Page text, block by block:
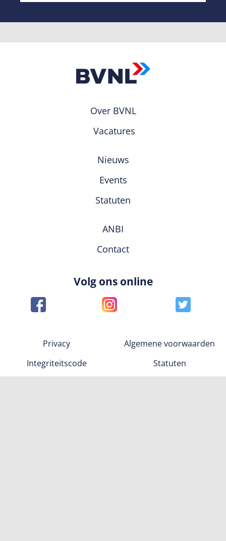
Over BVNL
Vacatures
Nieuws
Events
Statuten
ANBI
Contact
Volg ons online
Privacy
Algemene voorwaarden
Integriteitscode
Statuten